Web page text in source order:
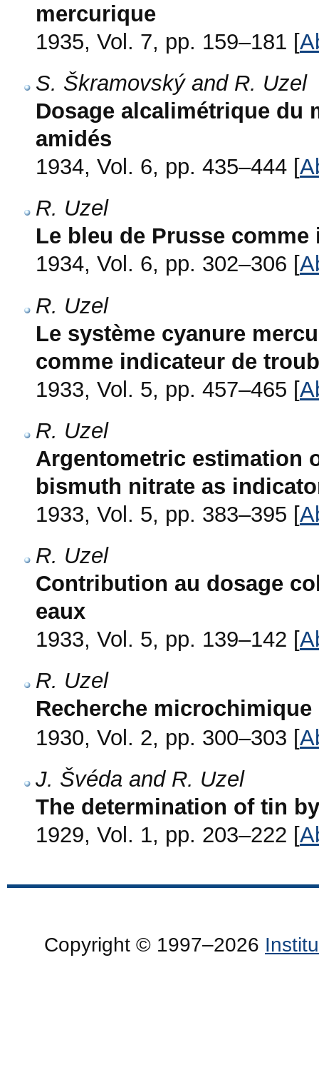
mercurique
1935, Vol. 7, pp. 159–181 [
S. Škramovský and R. Uzel
Dosage alcalimétrique du
amidés
1934, Vol. 6, pp. 435–444 [
R. Uzel
Le bleu de Prusse
1934, Vol. 6, pp. 302–306 [
R. Uzel
Le système cyanure
comme indicateur de
1933, Vol. 5, pp. 457–465 [
R. Uzel
Argentometric estimation
bismuth nitrate as
1933, Vol. 5, pp. 383–395 [
R. Uzel
Contribution au dosage
eaux
1933, Vol. 5, pp. 139–142 [
R. Uzel
Recherche
1930, Vol. 2, pp. 300–303 [
J. Švéda and R. Uzel
The determination of tin
1929, Vol. 1, pp. 203–222 [
Copyright © 1997–2026